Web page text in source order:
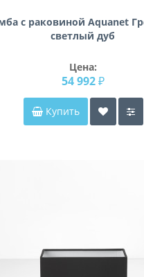
с раковиной Aquanet
светлый дуб
Цена:
54 992 ₽
Купить